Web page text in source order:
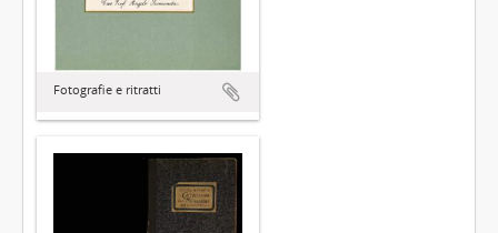
Fotografie e ritratti